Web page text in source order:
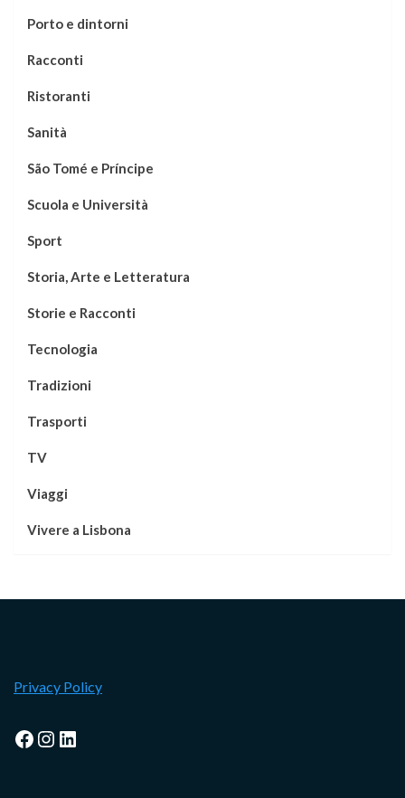
Porto e dintorni
Racconti
Ristoranti
Sanità
São Tomé e Príncipe
Scuola e Università
Sport
Storia, Arte e Letteratura
Storie e Racconti
Tecnologia
Tradizioni
Trasporti
TV
Viaggi
Vivere a Lisbona
Privacy Policy
Facebook
Instagram
LinkedIn